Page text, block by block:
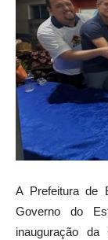
A Prefeitura de
Governo do
inauguração da